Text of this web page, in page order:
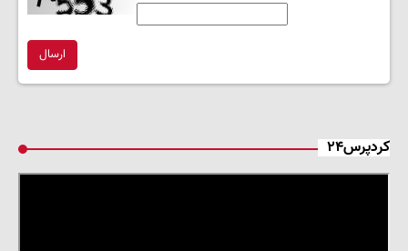
ارسال
کردپرس۲۴